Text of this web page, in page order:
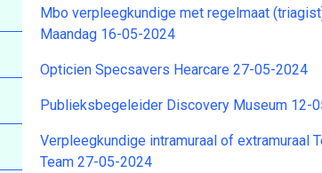
Mbo verpleegkundige met regelmaat
Maandag 16-05-2024
Opticien Specsavers Hearcare 27-05-2024
Publieksbegeleider Discovery Museum 12-
Verpleegkundige intramuraal of extramuraal
Team 27-05-2024